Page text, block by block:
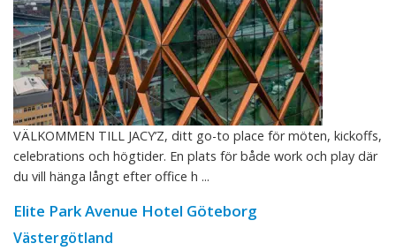
VÄLKOMMEN TILL JACY’Z, ditt go-to place för möten, kickoffs,
celebrations och högtider. En plats för både work och play där
du vill hänga långt efter office h ...
Elite Park Avenue Hotel Göteborg
Västergötland